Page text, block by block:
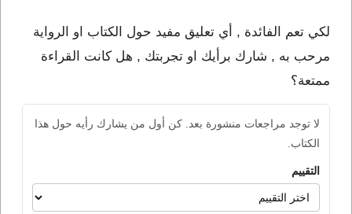
لكي تعم الفائدة , أي تعليق مفيد حول الكتاب او الرواية
مرحب به , شارك برأيك او تجربتك , هل كانت القراءة
ممتعة؟
لا توجد مراجعات منشورة بعد. كن أول من يشارك رأيه حول هذا
الكتاب.
التقييم